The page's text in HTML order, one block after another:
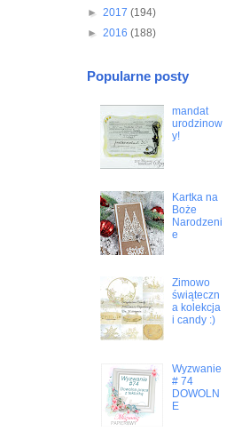
► 2017 (194)
► 2016 (188)
Popularne posty
mandat
urodzinow
y!
Kartka na
Boże
Narodzeni
e
Zimowo
świąteczn
a kolekcja
i candy :)
Wyzwanie
# 74
DOWOLN
E